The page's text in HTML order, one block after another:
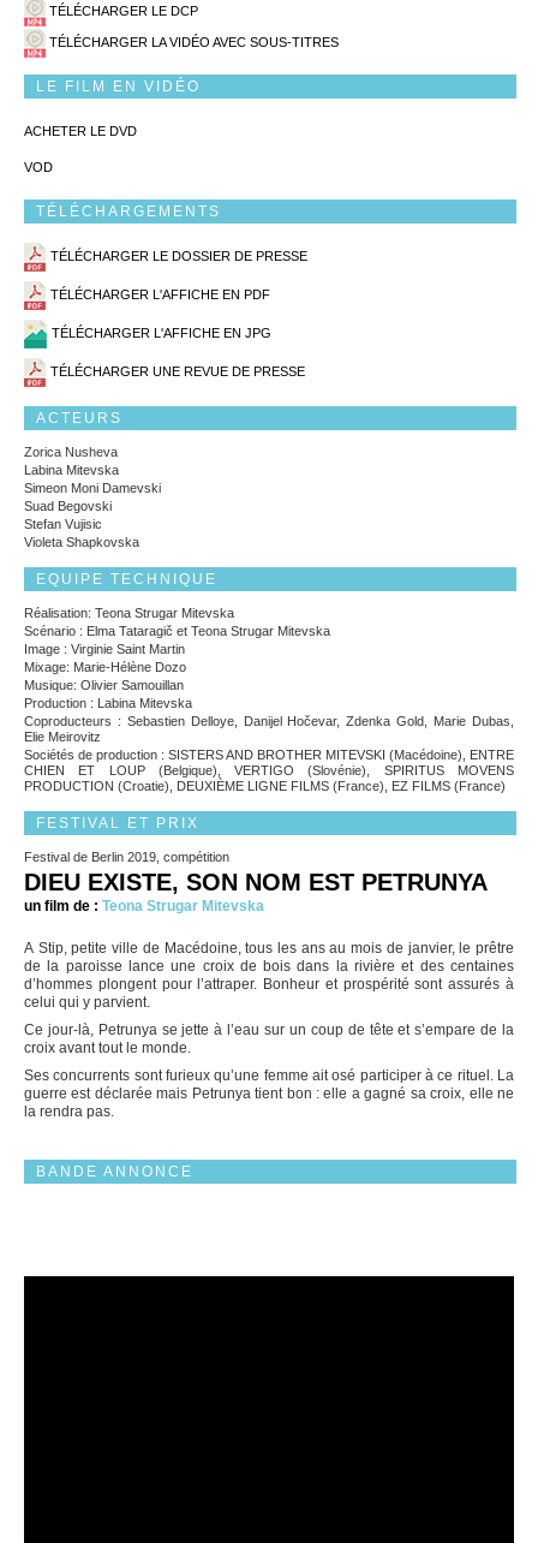
TÉLÉCHARGER LE DCP
TÉLÉCHARGER LA VIDÉO AVEC SOUS-TITRES
LE FILM EN VIDÉO
ACHETER LE DVD
VOD
TÉLÉCHARGEMENTS
TÉLÉCHARGER LE DOSSIER DE PRESSE
TÉLÉCHARGER L'AFFICHE EN PDF
TÉLÉCHARGER L'AFFICHE EN JPG
TÉLÉCHARGER UNE REVUE DE PRESSE
ACTEURS
Zorica Nusheva
Labina Mitevska
Simeon Moni Damevski
Suad Begovski
Stefan Vujisic
Violeta Shapkovska
EQUIPE TECHNIQUE
Réalisation: Teona Strugar Mitevska
Scénario : Elma Tataragič et Teona Strugar Mitevska
Image : Virginie Saint Martin
Mixage: Marie-Hélène Dozo
Musique: Olivier Samouillan
Production : Labina Mitevska
Coproducteurs : Sebastien Delloye, Danijel Hočevar, Zdenka Gold, Marie Dubas,
Elie Meirovitz
Sociétés de production : SISTERS AND BROTHER MITEVSKI (Macédoine), ENTRE
CHIEN ET LOUP (Belgique), VERTIGO (Slovénie), SPIRITUS MOVENS
PRODUCTION (Croatie), DEUXIÈME LIGNE FILMS (France), EZ FILMS (France)
FESTIVAL ET PRIX
Festival de Berlin 2019, compétition
DIEU EXISTE, SON NOM EST PETRUNYA
un film de : Teona Strugar Mitevska
A Stip, petite ville de Macédoine, tous les ans au mois de janvier, le prêtre
de la paroisse lance une croix de bois dans la rivière et des centaines
d’hommes plongent pour l’attraper. Bonheur et prospérité sont assurés à
celui qui y parvient.
Ce jour-là, Petrunya se jette à l’eau sur un coup de tête et s’empare de la
croix avant tout le monde.
Ses concurrents sont furieux qu’une femme ait osé participer à ce rituel. La
guerre est déclarée mais Petrunya tient bon : elle a gagné sa croix, elle ne
la rendra pas.
BANDE ANNONCE